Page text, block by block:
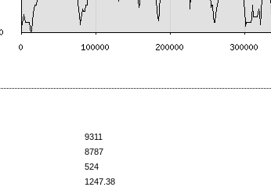
9311
8787
524
1247.38